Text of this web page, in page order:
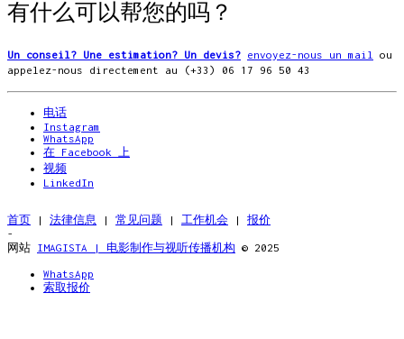
有什么可以帮您的吗？
Un conseil? Une estimation? Un devis? envoyez-nous un mail
ou
appelez-nous directement au (+33) 06 17 96 50 43
电话
Instagram
WhatsApp
在 Facebook 上
视频
LinkedIn
首页 | 法律信息 | 常见问题 | 工作机会 | 报价
-
网站 IMAGISTA | 电影制作与视听传播机构 © 2025
WhatsApp
索取报价